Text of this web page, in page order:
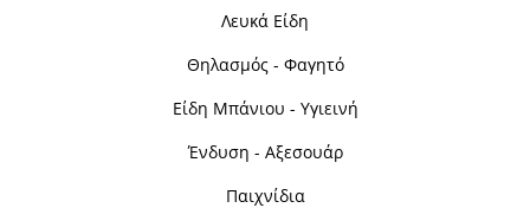
Λευκά Είδη
Θηλασμός - Φαγητό
Είδη Μπάνιου - Υγιεινή
Ένδυση - Αξεσουάρ
Παιχνίδια